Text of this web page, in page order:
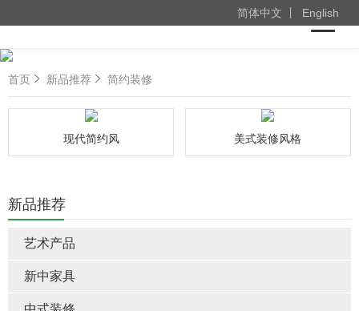
简体中文 English
新品推荐
艺术产品
新中家具
首页 新品推荐 简约装修
现代简约风 美式装修风格